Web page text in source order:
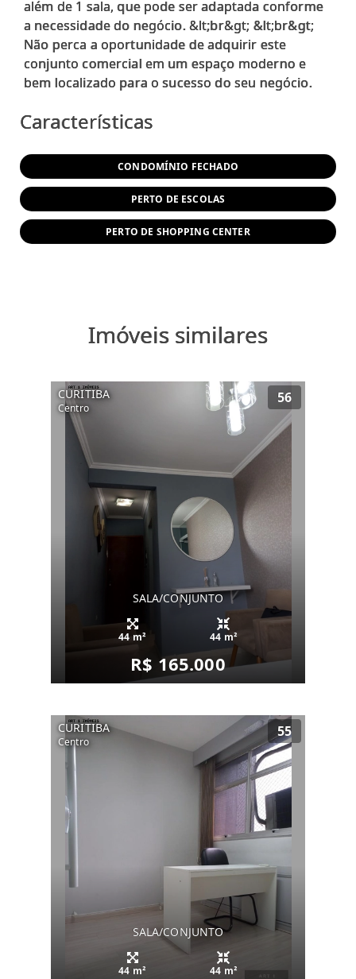
além de 1 sala, que pode ser adaptada conforme
a necessidade do negócio. &lt;br&gt; &lt;br&gt;
Não perca a oportunidade de adquirir este
conjunto comercial em um espaço moderno e
bem localizado para o sucesso do seu negócio.
Características
CONDOMÍNIO FECHADO
PERTO DE ESCOLAS
PERTO DE SHOPPING CENTER
Imóveis similares
CURITIBA
Centro
56
SALA/CONJUNTO
44 m² 44 m²
R$ 165.000
CURITIBA
Centro
55
SALA/CONJUNTO
44 m² 44 m²